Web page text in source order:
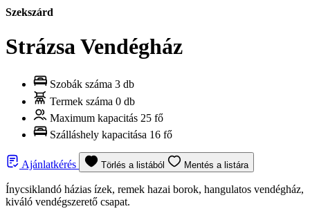
Szekszárd
Strázsa Vendégház
Szobák száma 3 db
Termek száma 0 db
Maximum kapacitás 25 fő
Szálláshely kapacitása 16 fő
Ajánlatkérés Törlés a listából Mentés a listára
Ínycsiklandó házias ízek, remek hazai borok, hangulatos vendégház,
kiváló vendégszerető csapat.